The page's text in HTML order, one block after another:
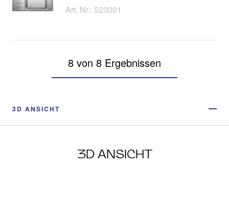
Art. Nr.: 523001
8 von 8 Ergebnissen
3D ANSICHT
3D ANSICHT